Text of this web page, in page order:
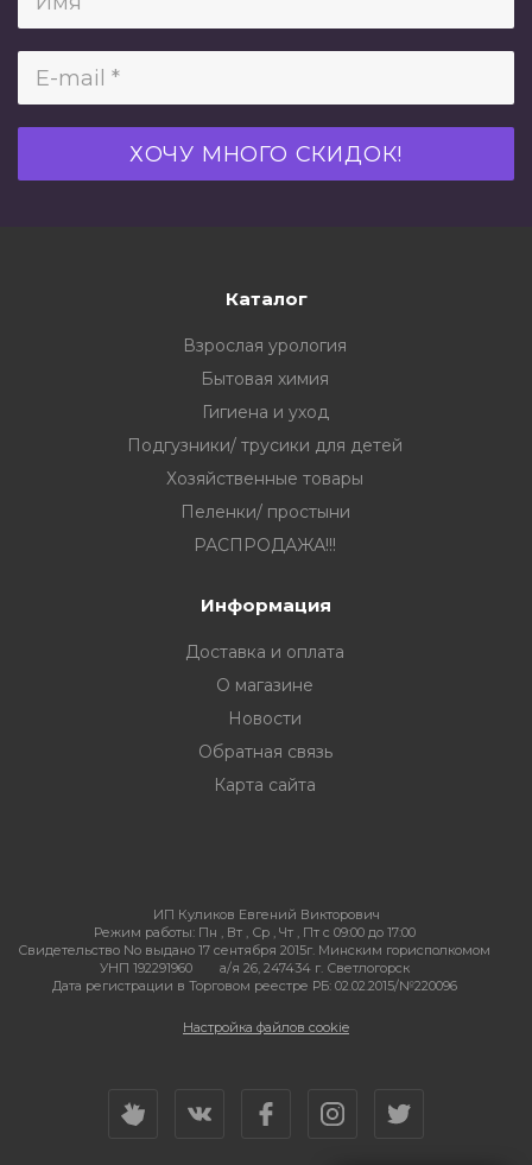
Каталог
Взрослая урология
Бытовая химия
Гигиена и уход
Подгузники/ трусики для детей
Хозяйственные товары
Пеленки/ простыни
РАСПРОДАЖА!!!
Информация
Доставка и оплата
О магазине
Новости
Обратная связь
Карта сайта
ИП Куликов Евгений Викторович
Режим работы: Пн , Вт , Ср , Чт , Пт c 09:00 до 17:00
Свидетельство No выдано 17 сентября 2015г. Минским горисполкомом
УНП 192291960
а/я 26, 247434 г. Светлогорск
Дата регистрации в Торговом реестре РБ: 02.02.2015/№220096
Настройка файлов cookie